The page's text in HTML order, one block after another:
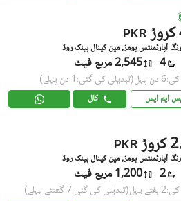
PKR
آپارٹمنٹس ہومز, مین کینال بینک روڈ
4 2,545 مربع فیٹ
پہل (تبدیلی کی گئی:1 دن پہلے)
ایم ایس کال
PKR
آپارٹمنٹس ہومز, مین کینال بینک روڈ
2 1,200 مربع فیٹ
پہل (تبدیلی کی گئی:7 گھنٹے پہلے)